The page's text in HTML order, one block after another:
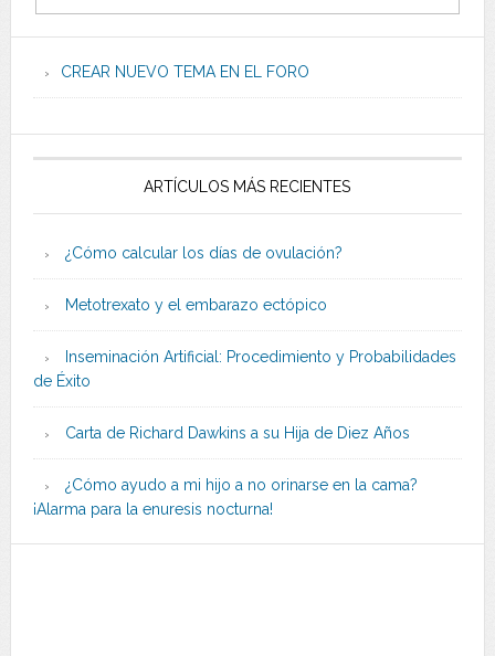
CREAR NUEVO TEMA EN EL FORO
ARTÍCULOS MÁS RECIENTES
¿Cómo calcular los días de ovulación?
Metotrexato y el embarazo ectópico
Inseminación Artificial: Procedimiento y Probabilidades
de Éxito
Carta de Richard Dawkins a su Hija de Diez Años
¿Cómo ayudo a mi hijo a no orinarse en la cama?
¡Alarma para la enuresis nocturna!